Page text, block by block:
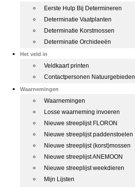
Eerste Hulp Bij Determineren
Determinatie Vaatplanten
Determinatie Korstmossen
Determinatie Orchideeën
Het veld in
Veldkaart printen
Contactpersonen Natuurgebieden
Waarnemingen
Waarnemingen
Losse waarneming invoeren
Nieuwe streeplijst FLORON
Nieuwe streeplijst paddenstoelen
Nieuwe streeplijst (korst)mossen
Nieuwe streeplijst ANEMOON
Nieuwe streeplijst weekdieren
Mijn Lijsten